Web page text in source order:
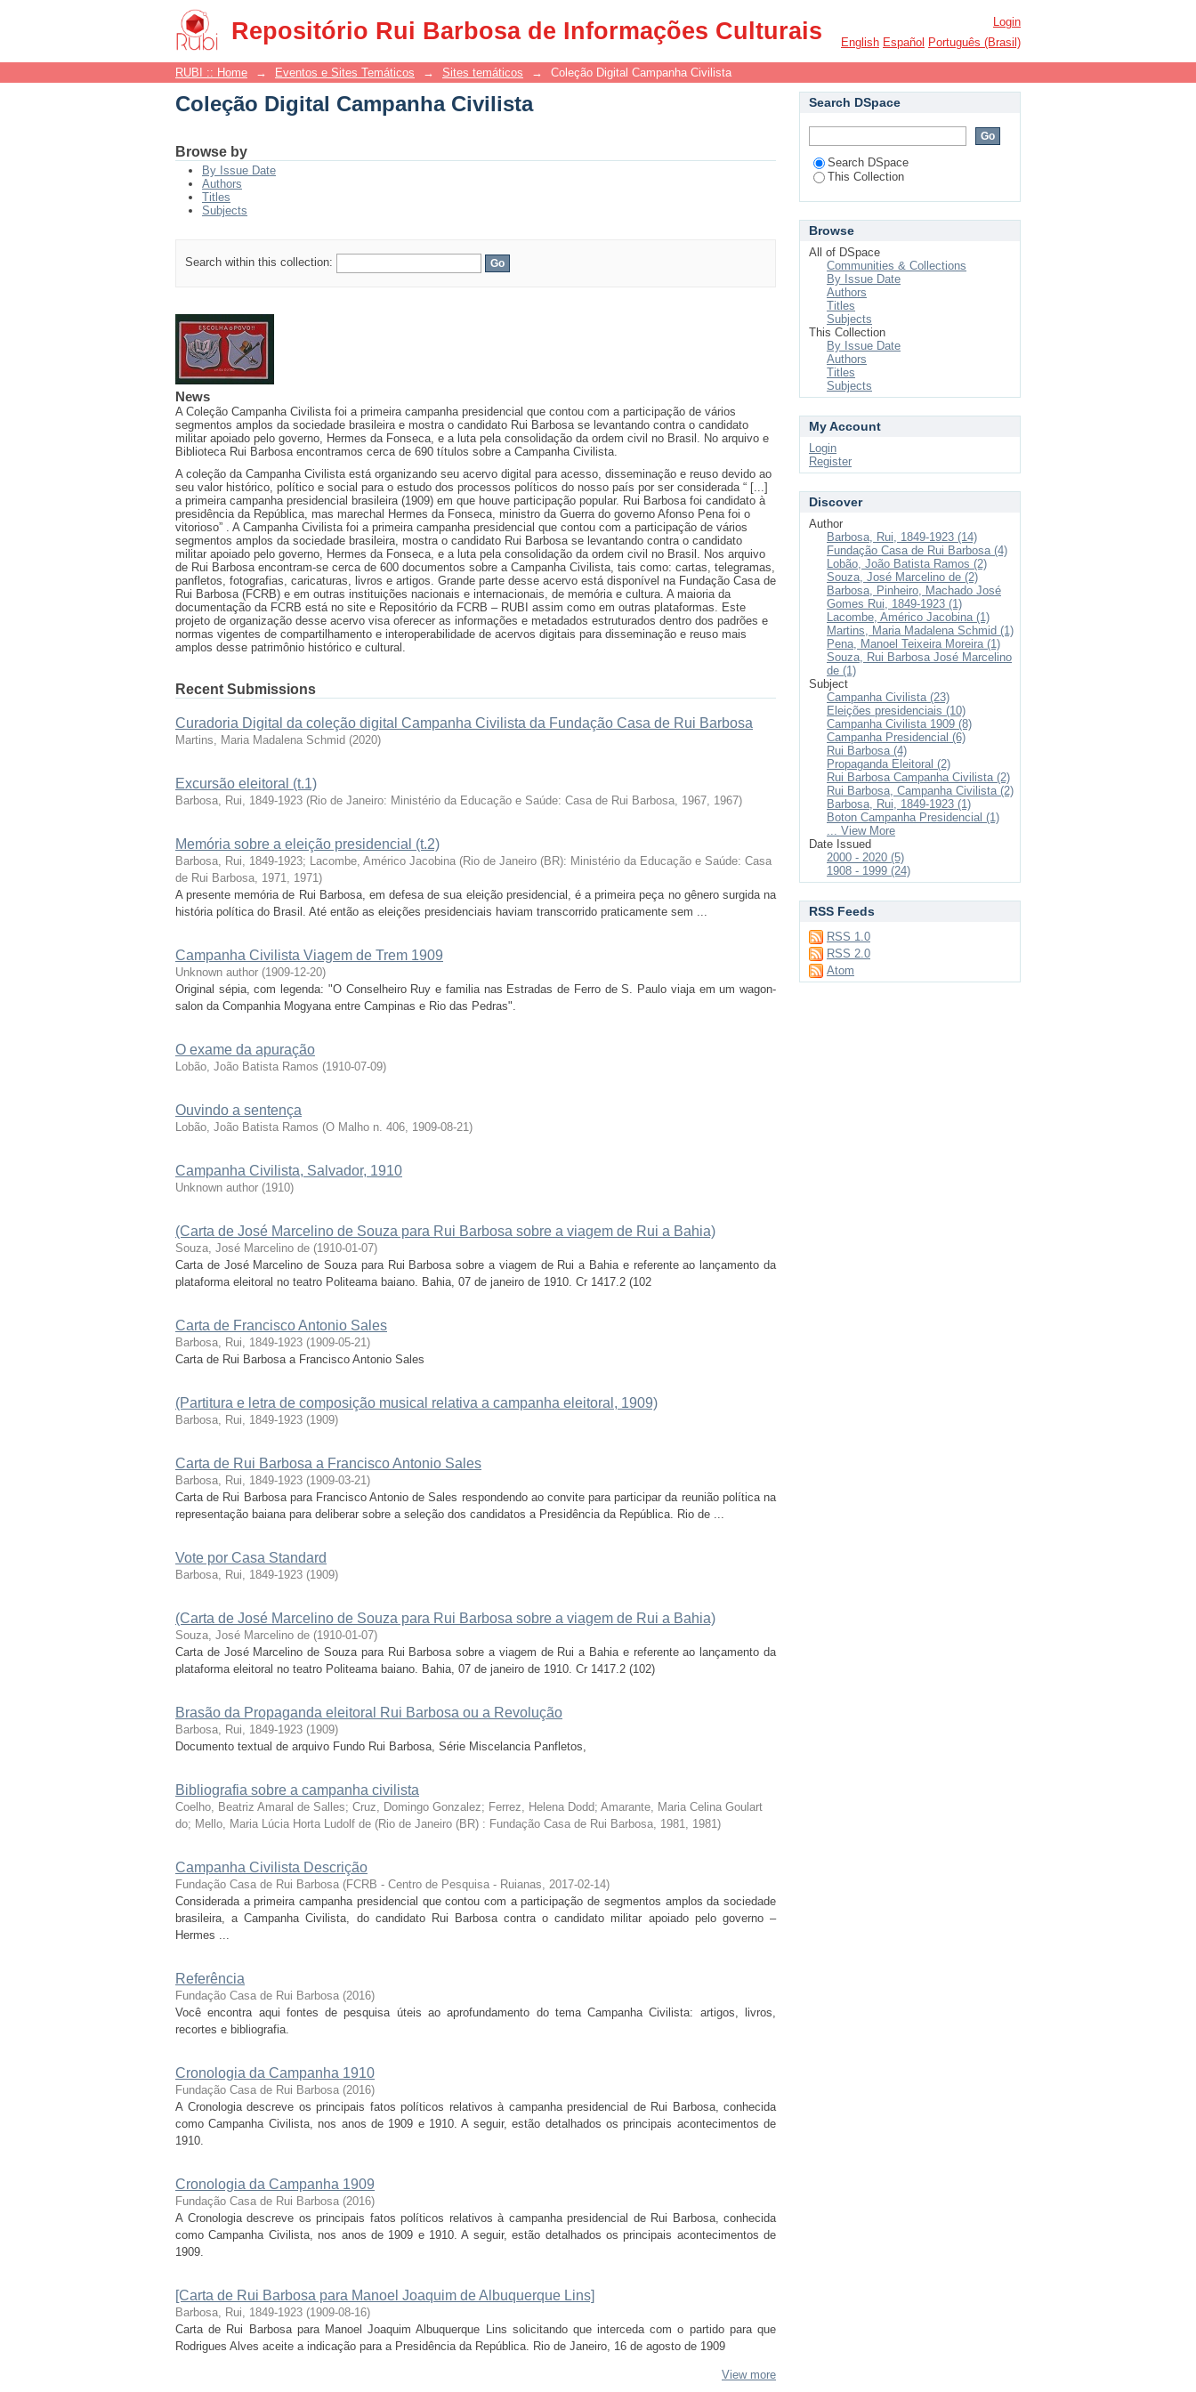
Repositório Rui Barbosa de Informações Culturais
Coleção Digital Campanha Civilista
Login
English Español Português (Brasil)
RUBI :: Home → Eventos e Sites Temáticos → Sites temáticos → Coleção Digital Campanha Civilista
Coleção Digital Campanha Civilista
Browse by
By Issue Date
Authors
Titles
Subjects
Search within this collection:
News
A Coleção Campanha Civilista foi a primeira campanha presidencial que contou com a participação de vários
segmentos amplos da sociedade brasileira e mostra o candidato Rui Barbosa se levantando contra o candidato
militar apoiado pelo governo, Hermes da Fonseca, e a luta pela consolidação da ordem civil no Brasil. No arquivo e
Biblioteca Rui Barbosa encontramos cerca de 690 títulos sobre a Campanha Civilista.
A coleção da Campanha Civilista está organizando seu acervo digital para acesso, disseminação e reuso devido ao
seu valor histórico, político e social para o estudo dos processos políticos do nosso país por ser considerada “ [...]
a primeira campanha presidencial brasileira (1909) em que houve participação popular. Rui Barbosa foi candidato à
presidência da República, mas marechal Hermes da Fonseca, ministro da Guerra do governo Afonso Pena foi o
vitorioso” . A Campanha Civilista foi a primeira campanha presidencial que contou com a participação de vários
segmentos amplos da sociedade brasileira, mostra o candidato Rui Barbosa se levantando contra o candidato
militar apoiado pelo governo, Hermes da Fonseca, e a luta pela consolidação da ordem civil no Brasil. Nos arquivo
de Rui Barbosa encontram-se cerca de 600 documentos sobre a Campanha Civilista, tais como: cartas, telegramas,
panfletos, fotografias, caricaturas, livros e artigos. Grande parte desse acervo está disponível na Fundação Casa de
Rui Barbosa (FCRB) e em outras instituições nacionais e internacionais, de memória e cultura. A maioria da
documentação da FCRB está no site e Repositório da FCRB – RUBI assim como em outras plataformas. Este
projeto de organização desse acervo visa oferecer as informações e metadados estruturados dentro dos padrões e
normas vigentes de compartilhamento e interoperabilidade de acervos digitais para disseminação e reuso mais
amplos desse patrimônio histórico e cultural.
Recent Submissions
Curadoria Digital da coleção digital Campanha Civilista da Fundação Casa de Rui Barbosa
Martins, Maria Madalena Schmid (2020)
Excursão eleitoral (t.1)
Barbosa, Rui, 1849-1923 (Rio de Janeiro: Ministério da Educação e Saúde: Casa de Rui Barbosa, 1967, 1967)
Memória sobre a eleição presidencial (t.2)
Barbosa, Rui, 1849-1923; Lacombe, Américo Jacobina (Rio de Janeiro (BR): Ministério da Educação e Saúde: Casa
de Rui Barbosa, 1971, 1971)
A presente memória de Rui Barbosa, em defesa de sua eleição presidencial, é a primeira peça no gênero surgida na
história política do Brasil. Até então as eleições presidenciais haviam transcorrido praticamente sem ...
Campanha Civilista Viagem de Trem 1909
Unknown author (1909-12-20)
Original sépia, com legenda: "O Conselheiro Ruy e familia nas Estradas de Ferro de S. Paulo viaja em um wagon-
salon da Companhia Mogyana entre Campinas e Rio das Pedras".
O exame da apuração
Lobão, João Batista Ramos (1910-07-09)
Ouvindo a sentença
Lobão, João Batista Ramos (O Malho n. 406, 1909-08-21)
Campanha Civilista, Salvador, 1910
Unknown author (1910)
(Carta de José Marcelino de Souza para Rui Barbosa sobre a viagem de Rui a Bahia)
Souza, José Marcelino de (1910-01-07)
Carta de José Marcelino de Souza para Rui Barbosa sobre a viagem de Rui a Bahia e referente ao lançamento da
plataforma eleitoral no teatro Politeama baiano. Bahia, 07 de janeiro de 1910. Cr 1417.2 (102
Carta de Francisco Antonio Sales
Barbosa, Rui, 1849-1923 (1909-05-21)
Carta de Rui Barbosa a Francisco Antonio Sales
(Partitura e letra de composição musical relativa a campanha eleitoral, 1909)
Barbosa, Rui, 1849-1923 (1909)
Carta de Rui Barbosa a Francisco Antonio Sales
Barbosa, Rui, 1849-1923 (1909-03-21)
Carta de Rui Barbosa para Francisco Antonio de Sales respondendo ao convite para participar da reunião política na
representação baiana para deliberar sobre a seleção dos candidatos a Presidência da República. Rio de ...
Vote por Casa Standard
Barbosa, Rui, 1849-1923 (1909)
(Carta de José Marcelino de Souza para Rui Barbosa sobre a viagem de Rui a Bahia)
Souza, José Marcelino de (1910-01-07)
Carta de José Marcelino de Souza para Rui Barbosa sobre a viagem de Rui a Bahia e referente ao lançamento da
plataforma eleitoral no teatro Politeama baiano. Bahia, 07 de janeiro de 1910. Cr 1417.2 (102)
Brasão da Propaganda eleitoral Rui Barbosa ou a Revolução
Barbosa, Rui, 1849-1923 (1909)
Documento textual de arquivo Fundo Rui Barbosa, Série Miscelancia Panfletos,
Bibliografia sobre a campanha civilista
Coelho, Beatriz Amaral de Salles; Cruz, Domingo Gonzalez; Ferrez, Helena Dodd; Amarante, Maria Celina Goulart
do; Mello, Maria Lúcia Horta Ludolf de (Rio de Janeiro (BR) : Fundação Casa de Rui Barbosa, 1981, 1981)
Campanha Civilista Descrição
Fundação Casa de Rui Barbosa (FCRB - Centro de Pesquisa - Ruianas, 2017-02-14)
Considerada a primeira campanha presidencial que contou com a participação de segmentos amplos da sociedade
brasileira, a Campanha Civilista, do candidato Rui Barbosa contra o candidato militar apoiado pelo governo –
Hermes ...
Referência
Fundação Casa de Rui Barbosa (2016)
Você encontra aqui fontes de pesquisa úteis ao aprofundamento do tema Campanha Civilista: artigos, livros,
recortes e bibliografia.
Cronologia da Campanha 1910
Fundação Casa de Rui Barbosa (2016)
A Cronologia descreve os principais fatos políticos relativos à campanha presidencial de Rui Barbosa, conhecida
como Campanha Civilista, nos anos de 1909 e 1910. A seguir, estão detalhados os principais acontecimentos de
1910.
Cronologia da Campanha 1909
Fundação Casa de Rui Barbosa (2016)
A Cronologia descreve os principais fatos políticos relativos à campanha presidencial de Rui Barbosa, conhecida
como Campanha Civilista, nos anos de 1909 e 1910. A seguir, estão detalhados os principais acontecimentos de
1909.
[Carta de Rui Barbosa para Manoel Joaquim de Albuquerque Lins]
Barbosa, Rui, 1849-1923 (1909-08-16)
Carta de Rui Barbosa para Manoel Joaquim Albuquerque Lins solicitando que interceda com o partido para que
Rodrigues Alves aceite a indicação para a Presidência da República. Rio de Janeiro, 16 de agosto de 1909
View more
Search DSpace
Search DSpace
This Collection
Browse
All of DSpace
Communities & Collections
By Issue Date
Authors
Titles
Subjects
This Collection
By Issue Date
Authors
Titles
Subjects
My Account
Login
Register
Discover
Author
Barbosa, Rui, 1849-1923 (14)
Fundação Casa de Rui Barbosa (4)
Lobão, João Batista Ramos (2)
Souza, José Marcelino de (2)
Barbosa, Pinheiro, Machado José
Gomes Rui, 1849-1923 (1)
Lacombe, Américo Jacobina (1)
Martins, Maria Madalena Schmid (1)
Pena, Manoel Teixeira Moreira (1)
Souza, Rui Barbosa José Marcelino
de (1)
Subject
Campanha Civilista (23)
Eleições presidenciais (10)
Campanha Civilista 1909 (8)
Campanha Presidencial (6)
Rui Barbosa (4)
Propaganda Eleitoral (2)
Rui Barbosa Campanha Civilista (2)
Rui Barbosa, Campanha Civilista (2)
Barbosa, Rui, 1849-1923 (1)
Boton Campanha Presidencial (1)
... View More
Date Issued
2000 - 2020 (5)
1908 - 1999 (24)
RSS Feeds
RSS 1.0
RSS 2.0
Atom